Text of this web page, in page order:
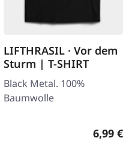
LIFTHRASIL · Vor dem
Sturm | T-SHIRT
Black Metal. 100%
Baumwolle
6,99 €